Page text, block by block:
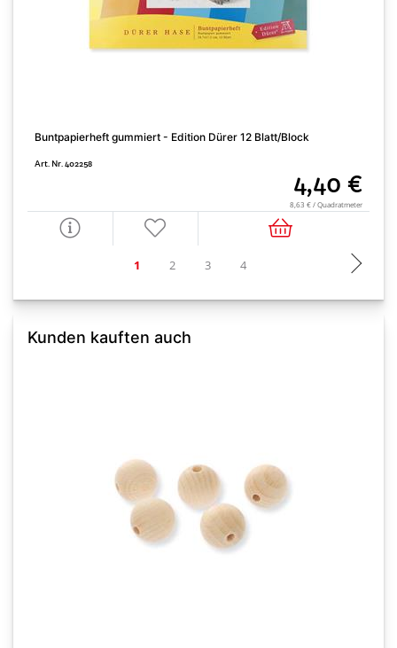
Buntpapierheft gummiert - Edition Dürer 12 Blatt/Block
Art. Nr. 402258
4,40 €
8,63 € / Quadratmeter
Kunden kauften auch